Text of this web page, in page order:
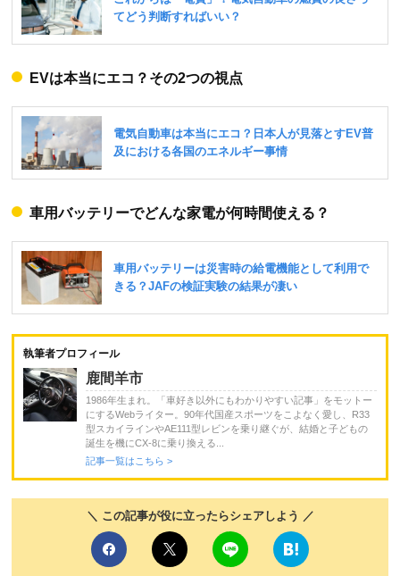
EVは本当にエコ？その2つの視点
車用バッテリーでどんな家電が何時間使える？
執筆者プロフィール
鹿間羊市
1986年生まれ。「車好き以外にもわかりやすい記事」をモットー
にするWebライター。90年代国産スポーツをこよなく愛し、R33
型スカイラインやAE111型レビンを乗り継ぐが、結婚と子どもの
誕生を機にCX-8に乗り換える...
記事一覧はこちら >
＼ この記事が役に立ったらシェアしよう ／